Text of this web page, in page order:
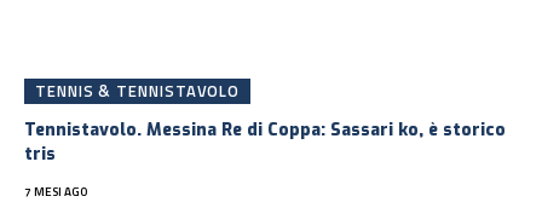
TENNIS & TENNISTAVOLO
Tennistavolo. Messina Re di Coppa: Sassari ko, è storico
tris
7 MESI AGO